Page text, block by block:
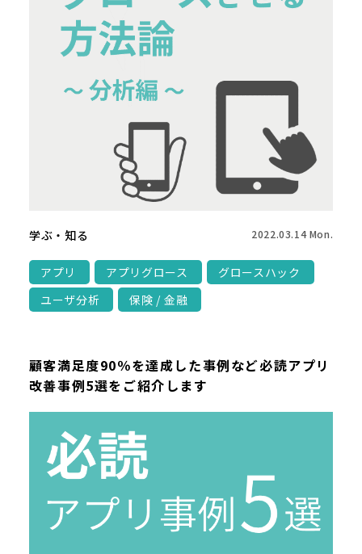
学ぶ・知る 2022.03.14 Mon.
アプリ アプリグロース
グロースハック
ユーザ分析
保険 / 金融
顧客満足度90％を達成した事例など必読アプリ
改善事例5選をご紹介します